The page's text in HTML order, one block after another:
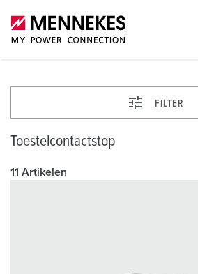
FILTER
Toestelcontactstop
11 Artikelen